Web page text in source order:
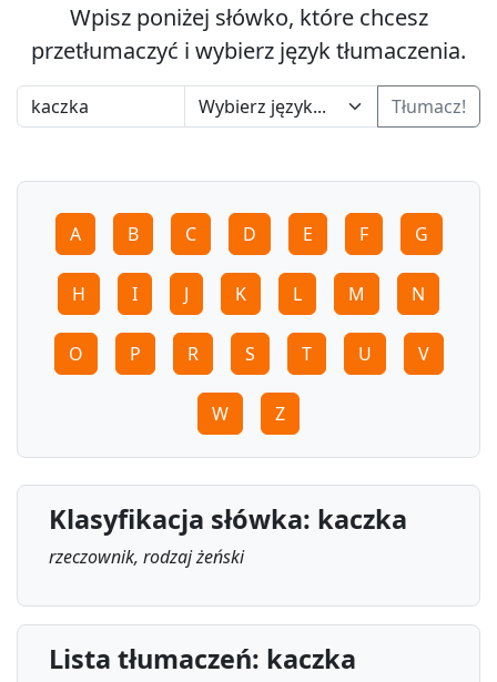
Wpisz poniżej słówko, które chcesz
przetłumaczyć i wybierz język tłumaczenia.
Tłumacz!
A B C D E F G
H I J K L M N
O P R S T U V
W Z
Klasyfikacja słówka: kaczka
rzeczownik, rodzaj żeński
Lista tłumaczeń: kaczka